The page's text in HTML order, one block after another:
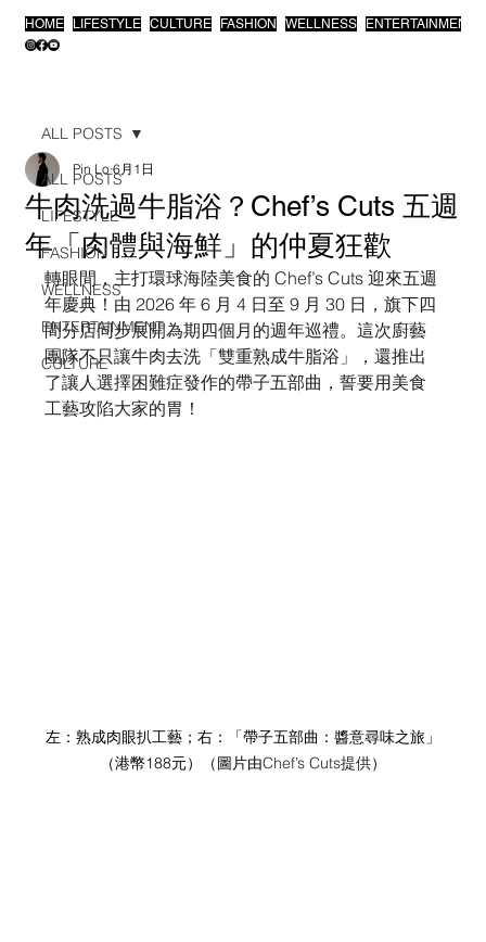
HOME LIFESTYLE CULTURE FASHION WELLNESS ENTERTAINMENT
ALL POSTS
LIFESTYLE
FASHION
WELLNESS
ENTERTAINMENT
CULTURE
ALL POSTS
牛肉洗過牛脂浴？Chef’s Cuts 五週
年「肉體與海鮮」的仲夏狂歡
Pin Lo 6月1日
轉眼間，主打環球海陸美食的 Chef’s Cuts 迎來五週
年慶典！由 2026 年 6 月 4 日至 9 月 30 日，旗下四
間分店同步展開為期四個月的週年巡禮。這次廚藝
團隊不只讓牛肉去洗「雙重熟成牛脂浴」，還推出
了讓人選擇困難症發作的帶子五部曲，誓要用美食
工藝攻陷大家的胃！
左：熟成肉眼扒工藝；右：
「帶子五部曲：醬意尋味之旅」
（港幣188元）
（圖片由Chef’s Cuts提供）